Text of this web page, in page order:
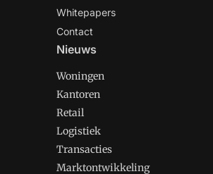
Whitepapers
Contact
Nieuws
Woningen
Kantoren
Retail
Logistiek
Transacties
Marktontwikkeling